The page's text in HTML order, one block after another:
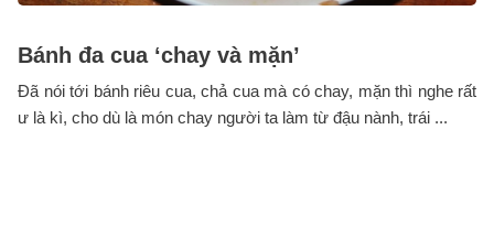
Bánh đa cua ‘chay và mặn’
Đã nói tới bánh riêu cua, chả cua mà có chay, mặn thì nghe rất
ư là kì, cho dù là món chay người ta làm từ đậu nành, trái ...